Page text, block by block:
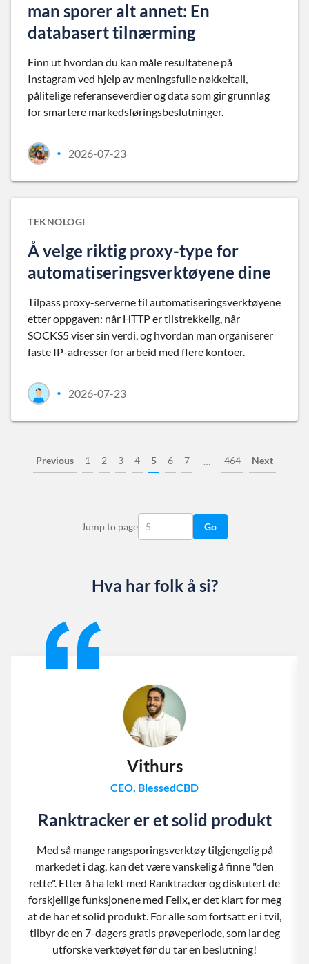
man sporer alt annet: En
databasert tilnærming
Finn ut hvordan du kan måle resultatene på
Instagram ved hjelp av meningsfulle nøkkeltall,
pålitelige referanseverdier og data som gir grunnlag
for smartere markedsføringsbeslutninger.
• 2026-07-23
TEKNOLOGI
Å velge riktig proxy-type for
automatiseringsverktøyene dine
Tilpass proxy-serverne til automatiseringsverktøyene
etter oppgaven: når HTTP er tilstrekkelig, når
SOCKS5 viser sin verdi, og hvordan man organiserer
faste IP-adresser for arbeid med flere kontoer.
• 2026-07-23
Previous 1 2 3 4 5 6 7 … 464 Next
Jump to page Go
Hva har folk å si?
Vithurs
CEO, BlessedCBD
Ranktracker er et solid produkt
Med så mange rangsporingsverktøy tilgjengelig på
markedet i dag, kan det være vanskelig å finne "den
rette". Etter å ha lekt med Ranktracker og diskutert de
forskjellige funksjonene med Felix, er det klart for meg
at de har et solid produkt. For alle som fortsatt er i tvil,
tilbyr de en 7-dagers gratis prøveperiode, som lar deg
utforske verktøyet før du tar en beslutning!